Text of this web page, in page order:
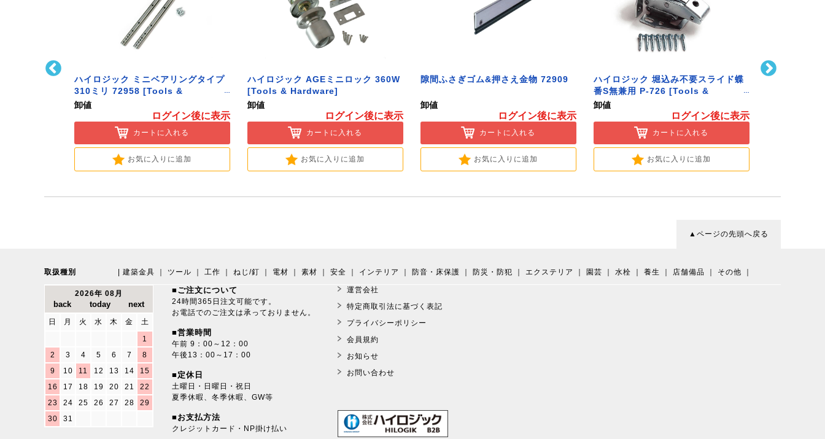
ハイロジック ミニベアリングタイプ
310ミリ 72958 [Tools &
Hardware]
卸値
ログイン後に表示
カートに入れる
お気に入りに追加
ハイロジック AGEミニロック 360W
[Tools & Hardware]
卸値
ログイン後に表示
カートに入れる
お気に入りに追加
隙間ふさぎゴム&押さえ金物 72909
卸値
ログイン後に表示
カートに入れる
お気に入りに追加
ハイロジック 堀込み不要スライド蝶
番S無兼用 P-726 [Tools &
Hardware]
卸値
ログイン後に表示
カートに入れる
お気に入りに追加
▲ページの先頭へ戻る
取扱種別 建築金具 ツール 工作 ねじ/釘 電材 素材 安全 インテリア 防音・床保護 防災・防犯 エクステリア 園芸 水栓 養生 店舗備品 その他
2026年 08月
日 月 火 水 木 金
土
1
2
3 4 5 6 7
8
9
10 11 12 13 14
15
16
17 18 19 20 21
22
23
24 25 26 27 28
29
30
31
■ご注文について
24時間365日注文可能です。
お電話でのご注文は承っておりません。
■営業時間
午前 9：00～12：00
午後13：00～17：00
■定休日
土曜日・日曜日・祝日
夏季休暇、冬季休暇、GW等
■お支払方法
クレジットカード・NP掛け払い
運営会社
特定商取引法に基づく表記
プライバシーポリシー
会員規約
お知らせ
お問い合わせ